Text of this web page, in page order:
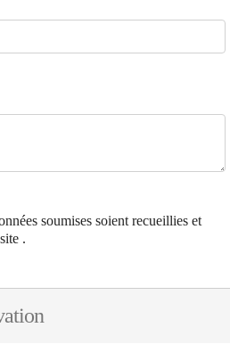
soumises soient recueillies et
.